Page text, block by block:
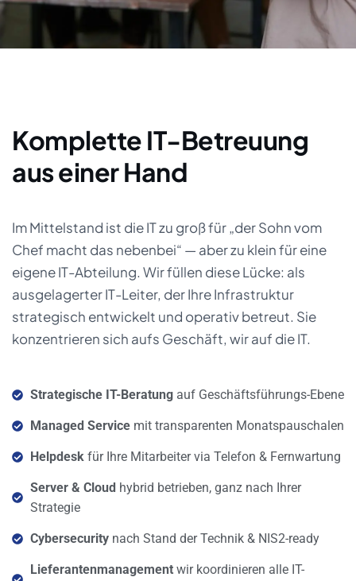
Komplette IT-Betreuung
aus einer Hand
Im Mittelstand ist die IT zu groß für „der Sohn vom
Chef macht das nebenbei“ — aber zu klein für eine
eigene IT-Abteilung. Wir füllen diese Lücke: als
ausgelagerter IT-Leiter, der Ihre Infrastruktur
strategisch entwickelt und operativ betreut. Sie
konzentrieren sich aufs Geschäft, wir auf die IT.
Strategische IT-Beratungauf Geschäftsführungs-Ebene
Managed Servicemit transparenten Monatspauschalen
Helpdeskfür Ihre Mitarbeiter via Telefon & Fernwartung
Server & Cloud hybrid betrieben, ganz nach Ihrer
Strategie
Cybersecuritynach Stand der Technik & NIS2-ready
Lieferantenmanagementwir koordinieren alle IT-